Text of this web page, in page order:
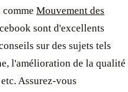
comme Mouvement des
sont d'excellents
sur des sujets tels
l'amélioration de la qualité
Assurez-vous